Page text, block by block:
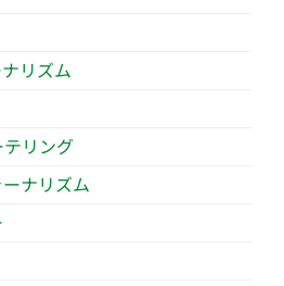
リズム
リング
ナリズム